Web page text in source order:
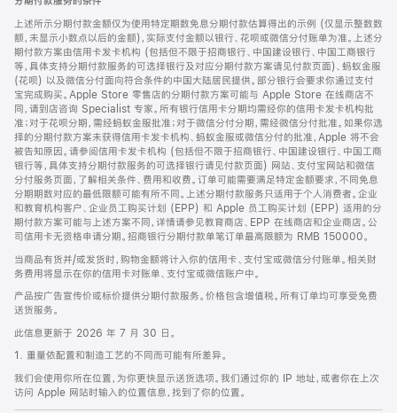
页
脚
上述所示分期付款金额仅为使用特定期数免息分期付款估算得出的示例 (仅显示整数数
额，未显示小数点以后的金额)，实际支付金额以银行、花呗或微信分付账单为准。上述分
期付款方案由信用卡发卡机构 (包括但不限于招商银行、中国建设银行、中国工商银行
等，具体支持分期付款服务的可选择银行及对应分期付款方案请见付款页面)、蚂蚁金服
(花呗) 以及微信分付面向符合条件的中国大陆居民提供。部分银行会要求你通过支付
宝完成购买。Apple Store 零售店的分期付款方案可能与 Apple Store 在线商店不
同，请到店咨询 Specialist 专家。所有银行信用卡分期均需经你的信用卡发卡机构批
准；对于花呗分期，需经蚂蚁金服批准；对于微信分付分期，需经微信分付批准。如果你选
择的分期付款方案未获得信用卡发卡机构、蚂蚁金服或微信分付的批准，Apple 将不会
被告知原因。请参阅信用卡发卡机构 (包括但不限于招商银行、中国建设银行、中国工商
银行等，具体支持分期付款服务的可选择银行请见付款页面) 网站、支付宝网站和微信
分付服务页面，了解相关条件、费用和收费。订单可能需要满足特定金额要求，不同免息
分期期数对应的最低限额可能有所不同。上述分期付款服务只适用于个人消费者。企业
和教育机构客户、企业员工购买计划 (EPP) 和 Apple 员工购买计划 (EPP) 适用的分
期付款方案可能与上述方案不同，详情请参见教育商店、EPP 在线商店和企业商店。公
司信用卡无资格申请分期。招商银行分期付款单笔订单最高限额为 RMB 150000。
当商品有货并/或发货时，购物金额将计入你的信用卡、支付宝或微信分付账单。相关财
务费用将显示在你的信用卡对账单、支付宝或微信账户中。
产品按广告宣传价或标价提供分期付款服务。价格包含增值税。所有订单均可享受免费
送货服务。
此信息更新于 2026 年 7 月 30 日。
1. 重量依配置和制造工艺的不同而可能有所差异。
我们会使用你所在位置，为你更快显示送货选项。我们通过你的 IP 地址，或者你在上次
访问 Apple 网站时输入的位置信息，找到了你的位置。